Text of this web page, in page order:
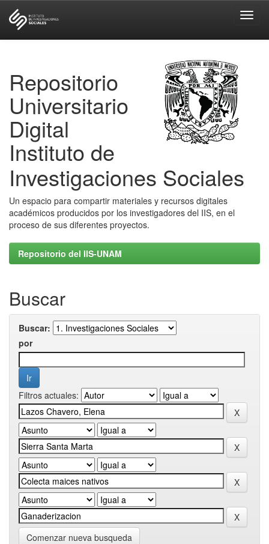
Repositorio
Universitario
Digital
Instituto de
Investigaciones Sociales
Un espacio para compartir materiales y recursos digitales
académicos producidos por los investigadores del IIS, en el
proceso de sus diferentes proyectos.
Repositorio del IIS-UNAM
Buscar
Buscar:
por
Filtros actuales:
Comenzar nueva busqueda